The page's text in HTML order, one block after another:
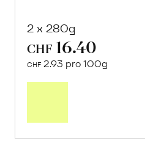
2 x 280g
CHF 16.40
CHF 2.93 pro 100g